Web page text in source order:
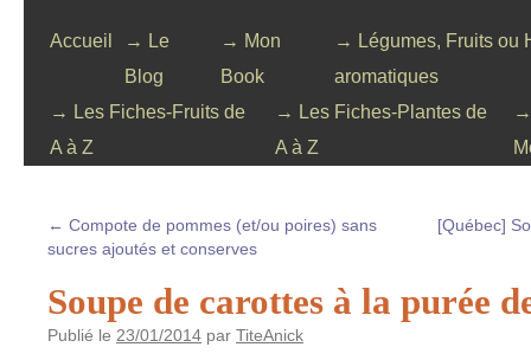
Accueil
→ Le
Blog
→ Mon
Book
→ Légumes, Fruits ou
aromatiques
→ Les Fiches-Fruits de
A à Z
→ Les Fiches-Plantes de
A à Z
→
← Compote de pommes (et/ou poires) sans
sucres ajoutés et conserves
[Québec]
Soupe de carottes à la purée
Publié le 23/01/2014 par TiteAnick